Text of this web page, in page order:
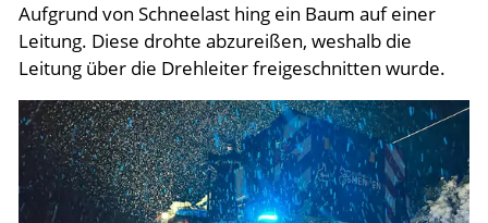
Aufgrund von Schneelast hing ein Baum auf einer
Leitung. Diese drohte abzureißen, weshalb die
Leitung über die Drehleiter freigeschnitten wurde.